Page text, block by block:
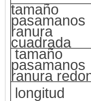
tamaño
pasamanos
ranura
cuadrada
tamaño
pasamanos
ranura
longitud